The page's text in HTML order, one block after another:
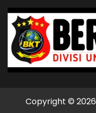
Copyright © 2026